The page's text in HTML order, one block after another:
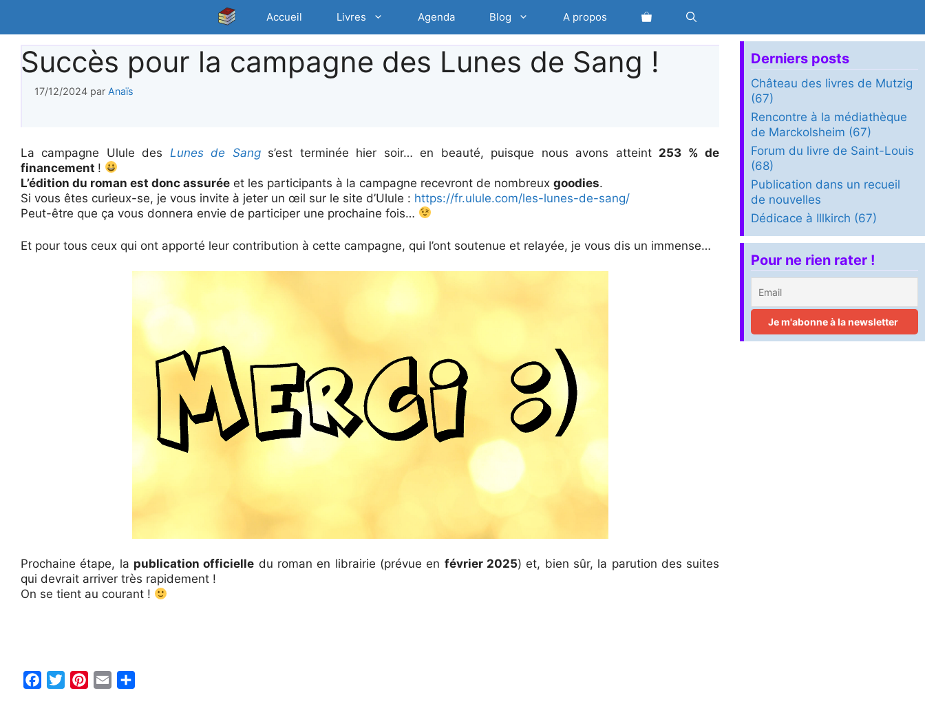
contenu
Accueil Livres Agenda Blog A propos
Succès pour la campagne des Lunes de Sang !
17/12/2024 par Anaïs
La campagne Ulule des Lunes de Sangs’est terminée hier soir… en beauté, puisque nous avons atteint 253 % de
financement !
L’édition du roman est donc assurée et les participants à la campagne recevront de nombreux goodies.
Si vous êtes curieux-se, je vous invite à jeter un œil sur le site d’Ulule : https://fr.ulule.com/les-lunes-de-sang/
Peut-être que ça vous donnera envie de participer une prochaine fois…
Et pour tous ceux qui ont apporté leur contribution à cette campagne, qui l’ont soutenue et relayée, je vous dis un immense…
Prochaine étape, la publication officielle du roman en librairie (prévue en février 2025) et, bien sûr, la parution des suites
qui devrait arriver très rapidement !
On se tient au courant !
Derniers posts
Château des livres de Mutzig
(67)
Rencontre à la médiathèque
de Marckolsheim (67)
Forum du livre de Saint-Louis
(68)
Publication dans un recueil
de nouvelles
Dédicace à Illkirch (67)
Pour ne rien rater !